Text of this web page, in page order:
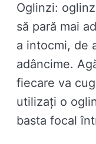
Oglinzi:
să pară mai
a intocmi, de
adâncime.
fiecare va
utilizați o
basta focal